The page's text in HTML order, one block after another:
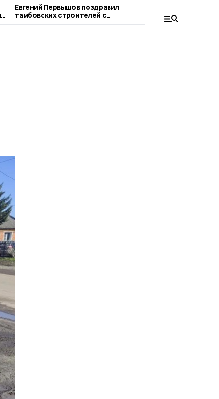
Евгений Первышов поздравил
тамбовских строителей с
профессиональным праздником
программы